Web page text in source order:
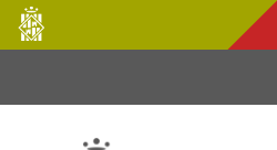
Saltar al contenido principal
Consell
de
Mallorca